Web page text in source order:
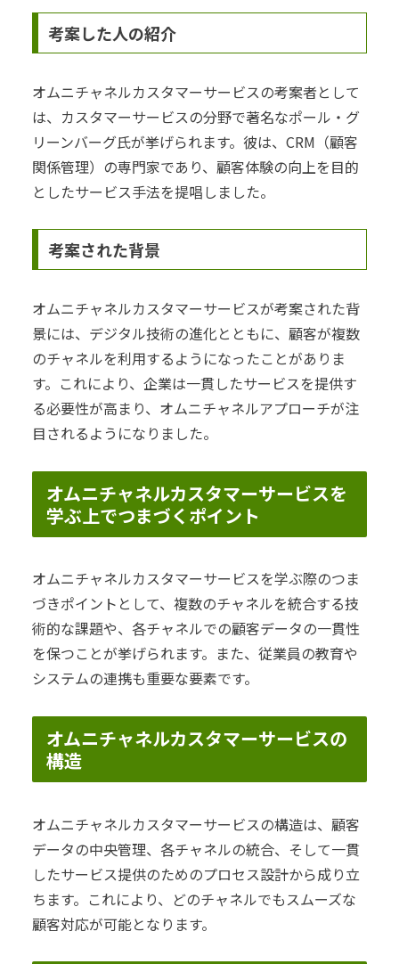
考案した人の紹介
オムニチャネルカスタマーサービスの考案者として
は、カスタマーサービスの分野で著名なポール・グ
リーンバーグ氏が挙げられます。彼は、CRM（顧客
関係管理）の専門家であり、顧客体験の向上を目的
としたサービス手法を提唱しました。
考案された背景
オムニチャネルカスタマーサービスが考案された背
景には、デジタル技術の進化とともに、顧客が複数
のチャネルを利用するようになったことがありま
す。これにより、企業は一貫したサービスを提供す
る必要性が高まり、オムニチャネルアプローチが注
目されるようになりました。
オムニチャネルカスタマーサービスを
学ぶ上でつまづくポイント
オムニチャネルカスタマーサービスを学ぶ際のつま
づきポイントとして、複数のチャネルを統合する技
術的な課題や、各チャネルでの顧客データの一貫性
を保つことが挙げられます。また、従業員の教育や
システムの連携も重要な要素です。
オムニチャネルカスタマーサービスの
構造
オムニチャネルカスタマーサービスの構造は、顧客
データの中央管理、各チャネルの統合、そして一貫
したサービス提供のためのプロセス設計から成り立
ちます。これにより、どのチャネルでもスムーズな
顧客対応が可能となります。